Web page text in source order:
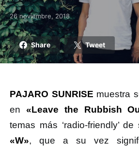
Posted on
26 noviembre, 2018
Share Tweet
PAJARO SUNRISE muestra
en «Leave the Rubbish
temas más ‘radio-friendly’
«W», que a su vez